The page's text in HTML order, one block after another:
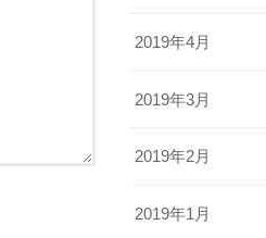
2019年4月
2019年3月
2019年2月
2019年1月